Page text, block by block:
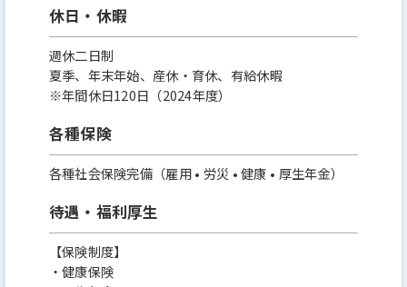
休日・休暇
週休二日制
夏季、年末年始、産休・育休、有給休暇
※年間休日120日（2024年度）
各種保険
各種社会保険完備（雇用 • 労災 • 健康 • 厚生年金）
待遇・福利厚生
【保険制度】
・健康保険